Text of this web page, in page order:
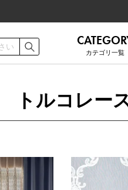
カテゴリ⼀覧
ラル
トルコレー